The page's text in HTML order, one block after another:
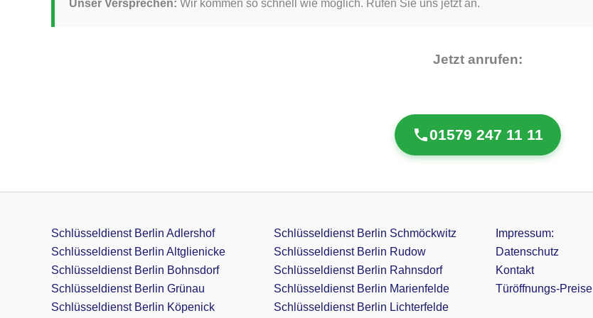
Unser Versprechen: Wir kommen so schnell wie möglich. Rufen Sie uns jetzt an.
Jetzt anrufen:
01579 247 11 11
Schlüsseldienst Berlin Adlershof
Schlüsseldienst Berlin Altglienicke
Schlüsseldienst Berlin Bohnsdorf
Schlüsseldienst Berlin Grünau
Schlüsseldienst Berlin Köpenick
Schlüsseldienst Berlin Schmöckwitz
Schlüsseldienst Berlin Rudow
Schlüsseldienst Berlin Rahnsdorf
Schlüsseldienst Berlin Marienfelde
Schlüsseldienst Berlin Lichterfelde
Impressum:
Datenschutz
Kontakt
Türöffnungs-Preise